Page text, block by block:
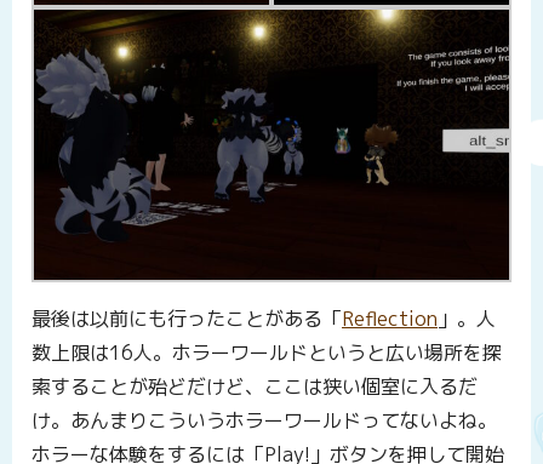
最後は以前にも行ったことがある「Reflection 」。人
数上限は16人。ホラーワールドというと広い場所を探
索することが殆どだけど、ここは狭い個室に入るだ
け。あんまりこういうホラーワールドってないよね。
ホラーな体験をするには「Play!」ボタンを押して開始